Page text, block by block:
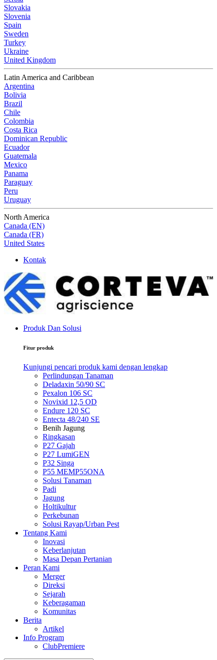
Slovakia
Slovenia
Spain
Sweden
Turkey
Ukraine
United Kingdom
Latin America and Caribbean
Argentina
Bolivia
Brazil
Chile
Colombia
Costa Rica
Dominican Republic
Ecuador
Guatemala
Mexico
Panama
Paraguay
Peru
Uruguay
North America
Canada (EN)
Canada (FR)
United States
Kontak
Produk Dan Solusi
Fitur produk
Kunjungi pencari produk kami dengan lengkap
Perlindungan Tanaman
Deladaxin 50/90 SC
Pexalon 106 SC
Novixid 12,5 OD
Endure 120 SC
Entecta 48/240 SE
Benih Jagung
Ringkasan
P27 Gajah
P27 LumiGEN
P32 Singa
P55 MEMP55ONA
Solusi Tanaman
Padi
Jagung
Holtikultur
Perkebunan
Solusi Rayap/Urban Pest
Tentang Kami
Inovasi
Keberlanjutan
Masa Depan Pertanian
Peran Kami
Merger
Direksi
Sejarah
Keberagaman
Komunitas
Berita
Artikel
Info Program
ClubPremiere